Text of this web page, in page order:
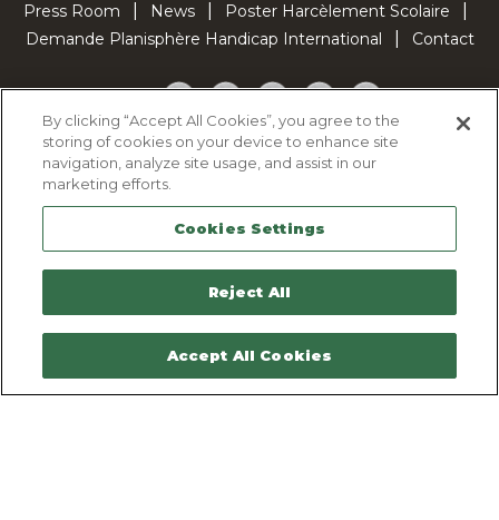
Press Room News
Poster Harcèlement Scolaire
Demande Planisphère Handicap International
Contact
Facebook
TwitterYouTubePinterestTikTok
Cookie Policy
Legal Notice
Sitemap
Contactez-nous
By clicking “Accept All Cookies”, you agree to the
storing of cookies on your device to enhance site
navigation, analyze site usage, and assist in our
marketing efforts.
Cookies Settings
Reject All
Accept All Cookies